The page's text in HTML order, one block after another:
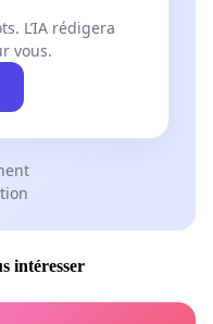
L’IA rédigera
vous.
intéresser